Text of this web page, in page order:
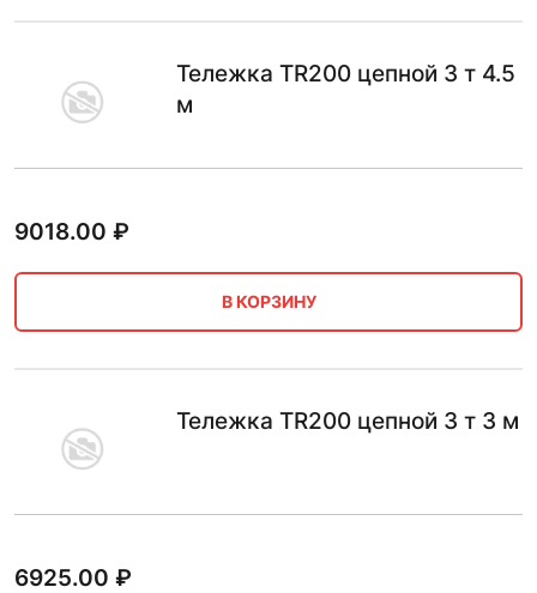
Тележка TR200 цепной 3 т 4.5
м
9018.00 ₽
В КОРЗИНУ
Тележка TR200 цепной 3 т 3 м
6925.00 ₽